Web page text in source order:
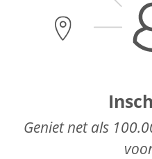
Geniet net als